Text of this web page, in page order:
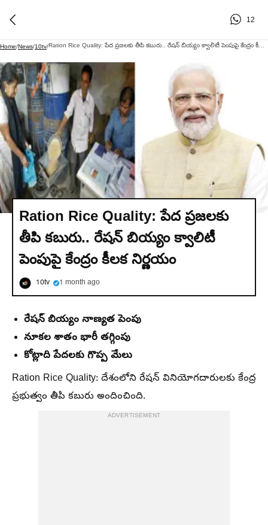
12
Home/News/10tv/
Ration Rice Quality: పేద ప్రజలకు
తీపి కబురు.. రేషన్‌ బియ్యం క్వాలిటీ
పెంపుపై కేంద్రం కీలక నిర్ణయం
10tv 1 month ago
రేషన్ బియ్యం నాణ్యత పెంపు
నూకల శాతం భారీ తగ్గింపు
కోట్లాది పేదలకు గొప్ప మేలు
Ration Rice Quality: దేశంలోని రేషన్ వినియోగదారులకు కేంద్ర
ప్రభుత్వం తీపి కబురు అందించింది.
ADVERTISEMENT